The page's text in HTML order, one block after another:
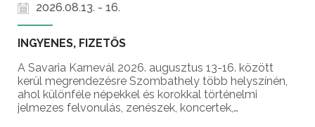
2026.08.13. - 16.
INGYENES, FIZETŐS
A Savaria Karnevál 2026. augusztus 13-16. között
kerül megrendezésre Szombathely több helyszínén,
ahol különféle népekkel és korokkal történelmi
jelmezes felvonulás, zenészek, koncertek,